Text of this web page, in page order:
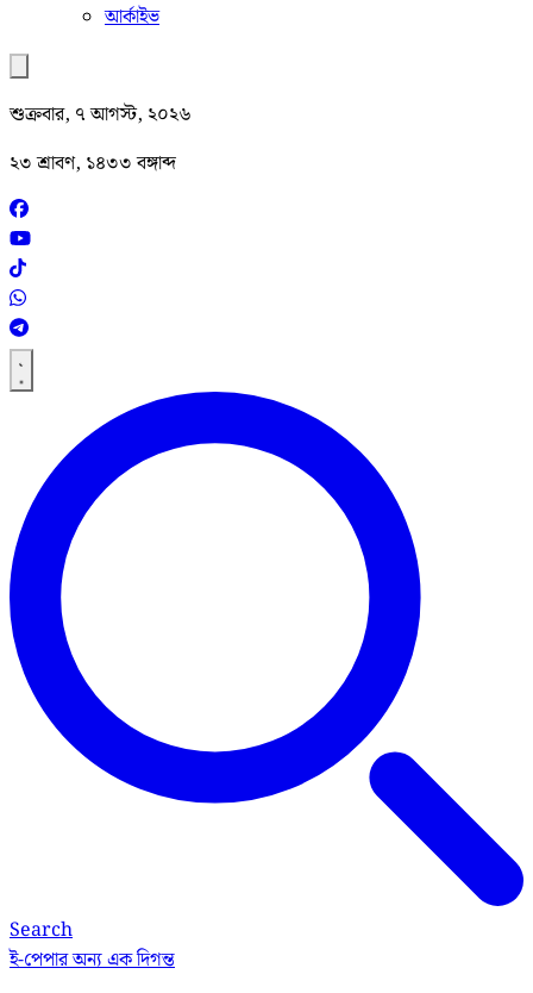
আর্কাইভ
শুক্রবার, ৭ আগস্ট, ২০২৬
২৩ শ্রাবণ, ১৪৩৩ বঙ্গাব্দ
Search
ই-পেপারঅন্য এক দিগন্ত